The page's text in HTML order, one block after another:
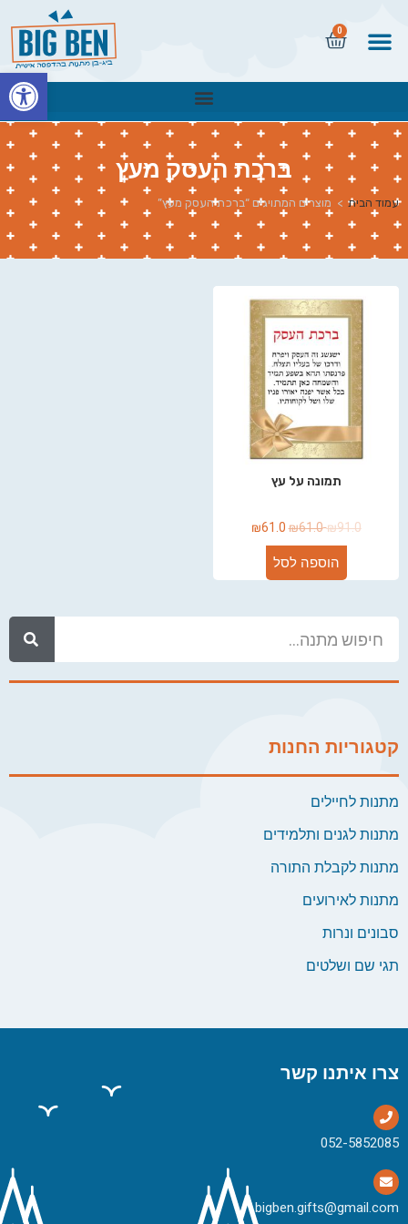
0
ברכת העסק מעץ
עמוד הבית > מוצרים המתויגים “ברכת העסק מעץ”
קטגוריות החנות
מתנות לחיילים
מתנות לגנים ותלמידים
מתנות לקבלת התורה
מתנות לאירועים
סבונים ונרות
תגי שם ושלטים
תמונה על עץ
₪91.0
₪61.0
₪61.0
הוספה לסל
צרו איתנו קשר
bigben.gifts@gmail.com